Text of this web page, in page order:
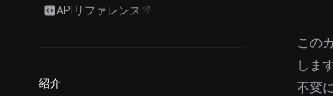
APIリファレンス
opens in a new tab
紹介
この
しま
不変